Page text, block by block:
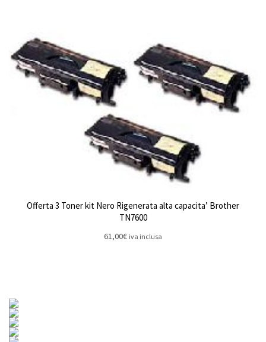
Offerta 3 Toner kit Nero Rigenerata alta capacita’ Brother
TN7600
61,00€ iva inclusa